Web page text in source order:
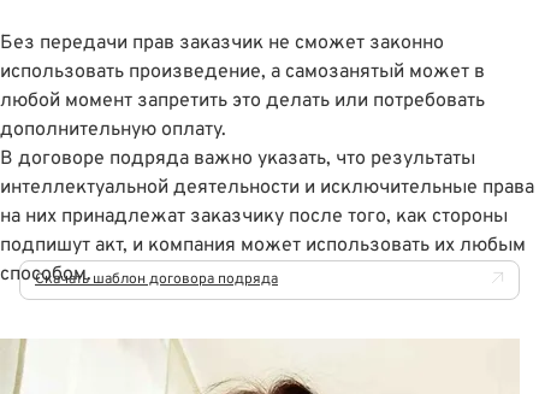
Без передачи прав заказчик не сможет законно
использовать произведение, а самозанятый может в
любой момент запретить это делать или потребовать
дополнительную оплату.
В договоре подряда важно указать, что результаты
интеллектуальной деятельности и исключительные права
на них принадлежат заказчику после того, как стороны
подпишут акт, и компания может использовать их любым
способом.
Скачать шаблон договора подряда